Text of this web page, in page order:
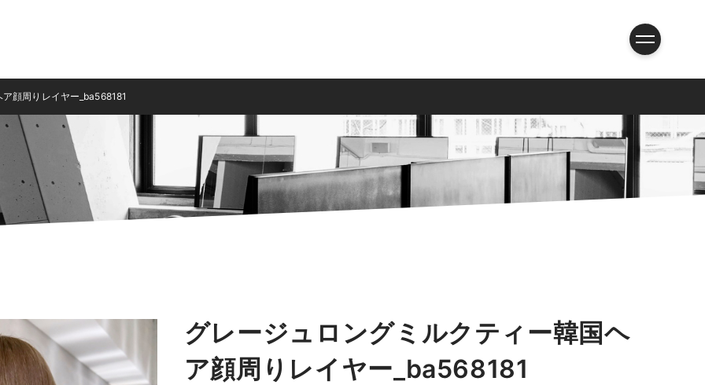
顔周りレイヤー_ba568181
グレージュロングミルクティー韓国ヘ
ア顔周りレイヤー_ba568181